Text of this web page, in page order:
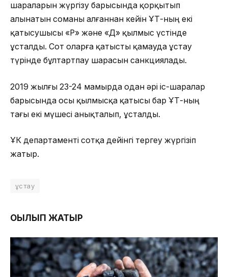
шараларын жүргізу барысында қорқытып
алынатын соманы алғаннан кейін ҰҚТ-ның екі
қатысушысы «Р» және «Д» қылмыс үстінде
ұсталды. Сот оларға қатысты қамауда ұстау
түрінде бұлтартпау шарасын санкциялады.
2019 жылғы 23-24 мамырда одан әрі іс-шаралар
барысында осы қылмысқа қатысы бар ҰҚТ-ның
тағы екі мүшесі анықталып, ұсталды.
ҰҚК департаменті сотқа дейінгі тергеу жүргізіп
жатыр.
ұстау
ОҚЫЛЫП ЖАТЫР